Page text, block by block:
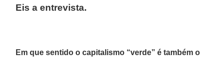
Eis a entrevista.
Em que sentido o capitalismo “verde” é também o